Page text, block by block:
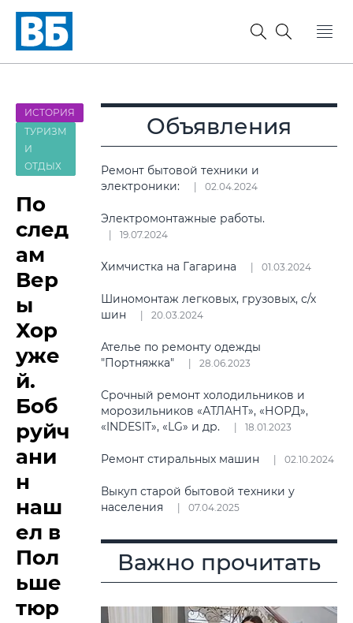
ИСТОРИЯ
ТУРИЗМ
И
ОТДЫХ
По
след
ам
Вер
ы
Хор
уже
й.
Боб
руйч
ани
н
наш
ел в
Пол
ьше
тюр
Объявления
Ремонт бытовой техники и
электроники:
02.04.2024
Электромонтажные работы.
19.07.2024
Химчистка на Гагарина 01.03.2024
Шиномонтаж легковых, грузовых, с/х
шин
20.03.2024
Ателье по ремонту одежды
"Портняжка"
28.06.2023
Срочный ремонт холодильников и
морозильников «АТЛАНТ», «НОРД»,
«INDESIT», «LG» и др.
18.01.2023
Ремонт стиральных машин 02.10.2024
Выкуп старой бытовой техники у
населения
07.04.2025
Важно прочитать